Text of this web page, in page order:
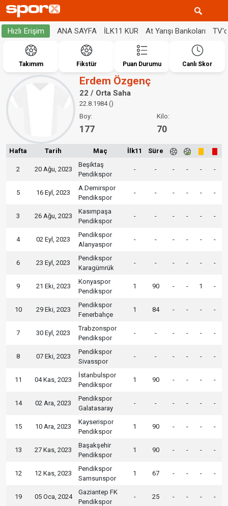
Hızlı Erişim ANA SAYFA İLK11 KUR At Yarışı Bankoları
Takımım Fikstür Puan Durumu Canlı Skor
Erdem Özgenç
22 / Orta Saha
22.8.1984 ()
Boy:
177
Kilo:
70
Hafta Tarih Maç İlk11 Süre
2 20 Ağu, 2023
Beşiktaş
Pendikspor
- - - - - -
5 16 Eyl, 2023
A.Demirspor
Pendikspor
- - - - - -
3 26 Ağu, 2023
Kasımpaşa
Pendikspor
- - - - - -
4 02 Eyl, 2023
Pendikspor
Alanyaspor
- - - - - -
6 23 Eyl, 2023
Pendikspor
Karagümrük
- - - - - -
9 21 Eki, 2023
Konyaspor
Pendikspor
1 90 - - 1 -
10 29 Eki, 2023
Pendikspor
Fenerbahçe
1 84 - - - -
7 30 Eyl, 2023
Trabzonspor
Pendikspor
- - - - - -
8 07 Eki, 2023
Pendikspor
Sivasspor
- - - - - -
11 04 Kas, 2023
İstanbulspor
Pendikspor
1 90 - - - -
14 02 Ara, 2023
Pendikspor
Galatasaray
- - - - - -
15 10 Ara, 2023
Kayserispor
Pendikspor
1 90 - - - -
13 27 Kas, 2023
Başakşehir
Pendikspor
1 90 - - - -
12 12 Kas, 2023
Pendikspor
Samsunspor
1 67 - - - -
19 05 Oca, 2024
Gaziantep FK
Pendikspor
- 25 - - - -